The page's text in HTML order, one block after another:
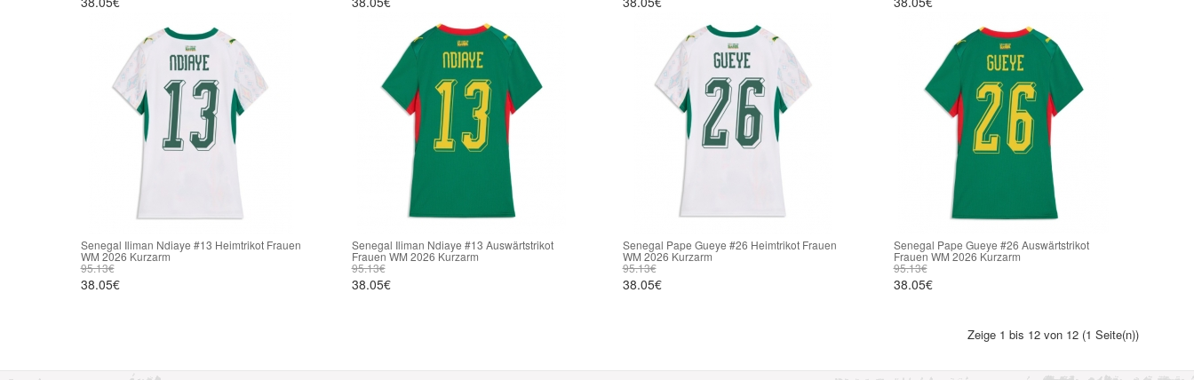
Senegal Iliman Ndiaye #13 Heimtrikot Frauen
WM 2026 Kurzarm
95.13€
38.05€
Senegal Iliman Ndiaye #13 Auswärtstrikot
Frauen WM 2026 Kurzarm
95.13€
38.05€
Senegal Pape Gueye #26 Heimtrikot Frauen
WM 2026 Kurzarm
95.13€
38.05€
Senegal Pape Gueye #26 Auswärtstrikot
Frauen WM 2026 Kurzarm
95.13€
38.05€
Zeige 1 bis 12 von 12 (1 Seite(n))